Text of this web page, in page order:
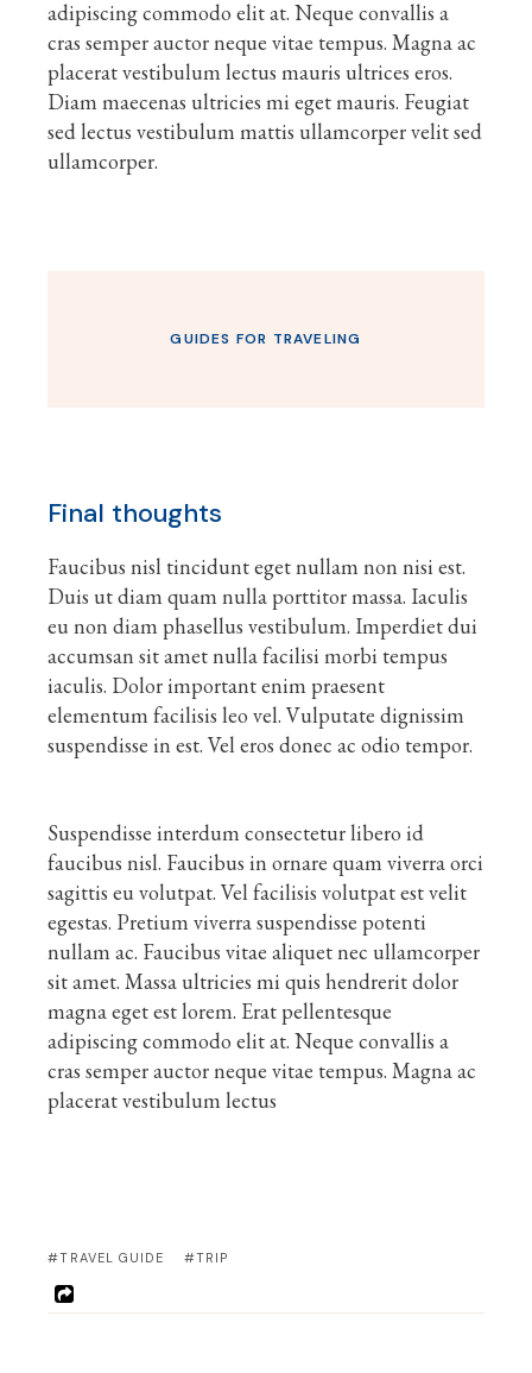
adipiscing commodo elit at. Neque convallis a
cras semper auctor neque vitae tempus. Magna ac
placerat vestibulum lectus mauris ultrices eros.
Diam maecenas ultricies mi eget mauris. Feugiat
sed lectus vestibulum mattis ullamcorper velit sed
ullamcorper.
GUIDES FOR TRAVELING
Final thoughts
Faucibus nisl tincidunt eget nullam non nisi est.
Duis ut diam quam nulla porttitor massa. Iaculis
eu non diam phasellus vestibulum. Imperdiet dui
accumsan sit amet nulla facilisi morbi tempus
iaculis. Dolor important enim praesent
elementum facilisis leo vel. Vulputate dignissim
suspendisse in est. Vel eros donec ac odio tempor.
Suspendisse interdum consectetur libero id
faucibus nisl. Faucibus in ornare quam viverra orci
sagittis eu volutpat. Vel facilisis volutpat est velit
egestas. Pretium viverra suspendisse potenti
nullam ac. Faucibus vitae aliquet nec ullamcorper
sit amet. Massa ultricies mi quis hendrerit dolor
magna eget est lorem. Erat pellentesque
adipiscing commodo elit at. Neque convallis a
cras semper auctor neque vitae tempus. Magna ac
placerat vestibulum lectus
#TRAVEL GUIDE #TRIP